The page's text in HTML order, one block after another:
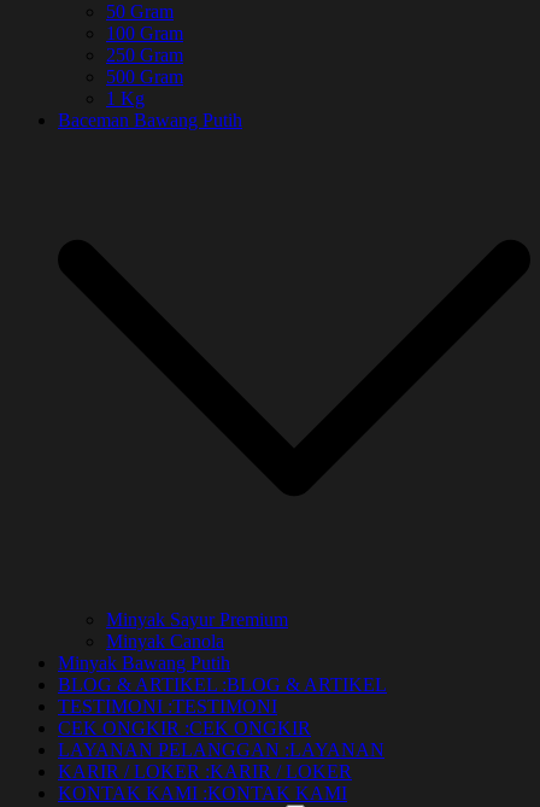
50 Gram
100 Gram
250 Gram
500 Gram
1 Kg
Baceman Bawang Putih
Minyak Sayur Premium
Minyak Canola
Minyak Bawang Putih
BLOG & ARTIKEL :BLOG & ARTIKEL
TESTIMONI :TESTIMONI
CEK ONGKIR :CEK ONGKIR
LAYANAN PELANGGAN :LAYANAN
KARIR / LOKER :KARIR / LOKER
KONTAK KAMI :KONTAK KAMI